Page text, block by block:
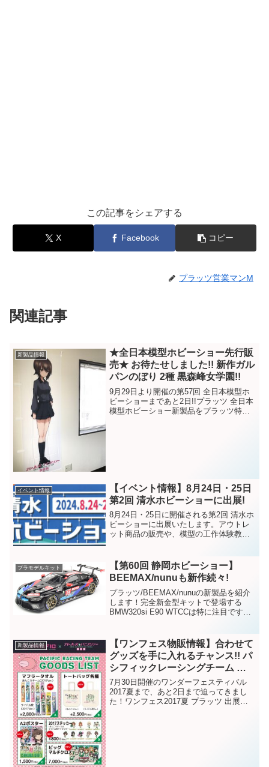
この記事をシェアする
X Facebook コピー
プラッツ営業マンM
関連記事
新製品情報
★全日本模型ホビーショー先行販
売★ お待たせしました!! 新作ガル
パンのぼり 2種 黒森峰女学園!!
9月29日より開催の第57回 全日本模型ホ
ビーショーまであと2日!!プラッツ 全日本
模型ホビーショー新製品をプラッツ特設
イベント情報
【イベント情報】8月24日・25日
第2回 清水ホビーショーに出展!
8月24日・25日に開催される第2回 清水ホ
ビーショーに出展いたします。アウトレ
ット商品の販売や、模型の工作体験教
プラモデルキット
【第60回 静岡ホビーショー】
BEEMAX/nunuも新作続々!
プラッツ/BEEMAX/nunuの新製品を紹介
します！完全新金型キットで登場する
BMW320si E90 WTCCは特に注目です
ひ会場で直接ご覧ください！
新製品情報
【ワンフェス物販情報】合わせて
グッズを手に入れるチャンス!! パ
シフィックレーシングチーム オ
リジナル ガルパングッズ販売情
報!!
7月30日開催のワンダーフェスティバル
2017夏まで、あと2日まで迫ってきまし
た！ワンフェス2017夏 プラッツ 出展・